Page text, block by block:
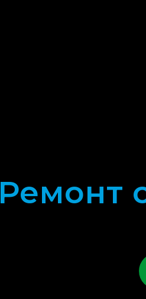
Ремонт